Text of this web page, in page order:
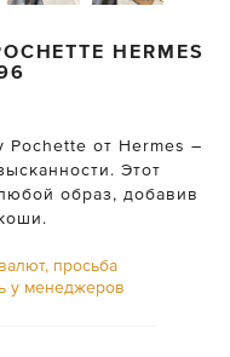
HERMES
Pochette от Hermes –
Этот
образ, добавив
просьба
у менеджеров